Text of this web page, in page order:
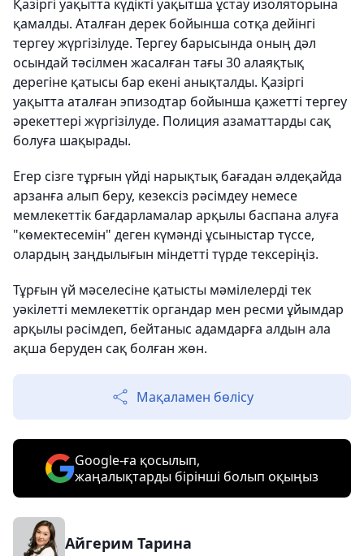
Қазіргі уақытта күдікті уақытша ұстау изоляторына
қамалды. Аталған дерек бойынша сотқа дейінгі
тергеу жүргізілуде. Тергеу барысында оның дәл
осындай тәсілмен жасалған тағы 30 алаяқтық
дерегіне қатысы бар екені анықталды. Қазіргі
уақытта аталған эпизодтар бойынша қажетті тергеу
әрекеттері жүргізілуде. Полиция азаматтарды сақ
болуға шақырады.
Егер сізге тұрғын үйді нарықтық бағадан әлдеқайда
арзанға алып беру, кезексіз рәсімдеу немесе
мемлекеттік бағдарламалар арқылы баспана алуға
"көмектесемін" деген күмәнді ұсыныстар түссе,
олардың заңдылығын міндетті түрде тексеріңіз.
Тұрғын үй мәселесіне қатысты мәмілелерді тек
уәкілетті мемлекеттік органдар мен ресми ұйымдар
арқылы рәсімдеп, бейтаныс адамдарға алдын ала
ақша беруден сақ болған жөн.
Мақаламен бөлісу
Google-ға қосылып,
жаңалықтарды бірінші болып оқыңыз
Айгерим Тарина